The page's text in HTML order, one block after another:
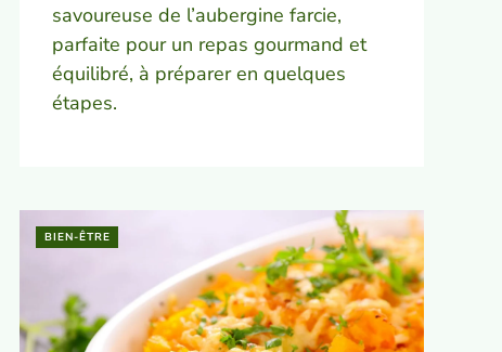
savoureuse de l’aubergine farcie,
parfaite pour un repas gourmand et
équilibré, à préparer en quelques
étapes.
BIEN-ÊTRE